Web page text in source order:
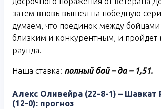
затем вновь вышел на победную
думаем, что поединок между бойцами
близким и конкурентным, и пройдет
раунда.
Наша ставка: полный бой – да – 1,51.
Алекс Оливейра (22-8-1) – Шавкат
(12-0): прогноз